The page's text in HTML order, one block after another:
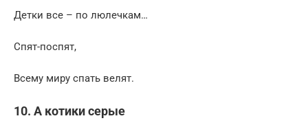
Детки все – по люлечкам…
Спят-поспят,
Всему миру спать велят.
10. А котики серые